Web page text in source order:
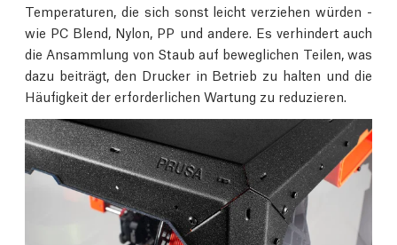
Temperaturen, die sich sonst leicht verziehen würden -
wie PC Blend, Nylon, PP und andere. Es verhindert auch
die Ansammlung von Staub auf beweglichen Teilen, was
dazu beiträgt, den Drucker in Betrieb zu halten und die
Häufigkeit der erforderlichen Wartung zu reduzieren.